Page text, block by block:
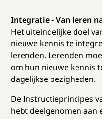
Integratie - Van leren
Het uiteindelijke doel
nieuwe kennis te
lerenden. Lerenden
om hun nieuwe kennis
dagelijkse bezigheden.
De Instructieprincipes
hebt deelgenomen aan